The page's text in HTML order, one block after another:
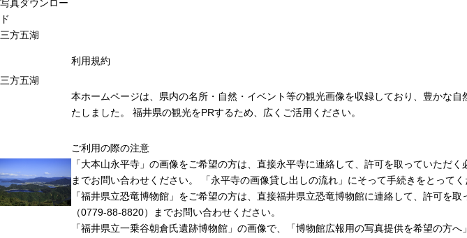
写真ダウンロー
ド
三方五湖
三方五湖
利用規約
本ホームページは、県内の名所・自然・イベント等の観光画像を収録しており、豊かな
たしました。 福井県の観光をPRするため、広くご活用ください。
ご利用の際の注意
「大本山永平寺」の画像をご希望の方は、直接永平寺に連絡して、許可を取っていた
までお問い合わせください。 「永平寺の画像貸し出しの流れ」にそって手続きをとってく
「福井県立恐竜博物館」をご希望の方は、直接福井県立恐竜博物館に連絡して、許可を
（0779-88-8820）までお問い合わせください。
「福井県立一乗谷朝倉氏遺跡博物館」の画像で、「博物館広報用の写真提供を希望の方